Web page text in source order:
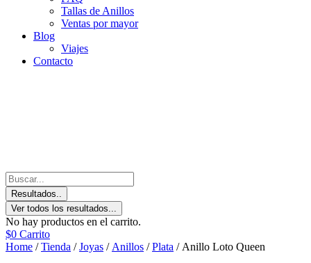
Tallas de Anillos
Ventas por mayor
Blog
Viajes
Contacto
Resultados..
Ver todos los resultados...
No hay productos en el carrito.
$0 Carrito
Home /Tienda /Joyas / Anillos /Plata / Anillo Loto Queen